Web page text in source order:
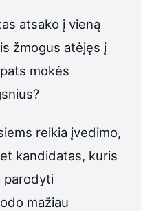
atsako į vieną
žmogus atėjęs į
mokės
reikia įvedimo,
kandidatas, kuris
parodyti
mažiau